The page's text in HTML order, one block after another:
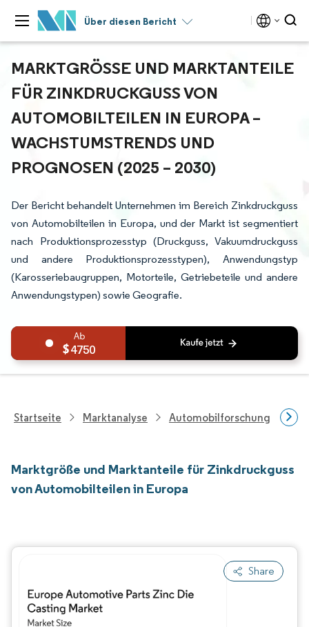
Über diesen Bericht
MARKTGRÖSSE UND MARKTANTEILE F
ÜR ZINKDRUCKGUSS VON A
UTOMOBILTEILEN IN EUROPA – W
ACHSTUMSTRENDS UND P
ROGNOSEN (2025 – 2030)
Der Bericht behandelt Unternehmen im Bereich Zinkdruckguss
von Automobilteilen in Europa, und der Markt ist segmentiert
nach Produktionsprozesstyp (Druckguss, Vakuumdruckguss
und andere Produktionsprozesstypen), Anwendungstyp
(Karosseriebaugruppen, Motorteile, Getriebeteile und andere
Anwendungstypen) sowie Geografie.
4750
Startseite Marktanalyse Automobilforschung
Marktgröße und Marktanteile für Zinkdruckguss
von Automobilteilen in Europa
Share